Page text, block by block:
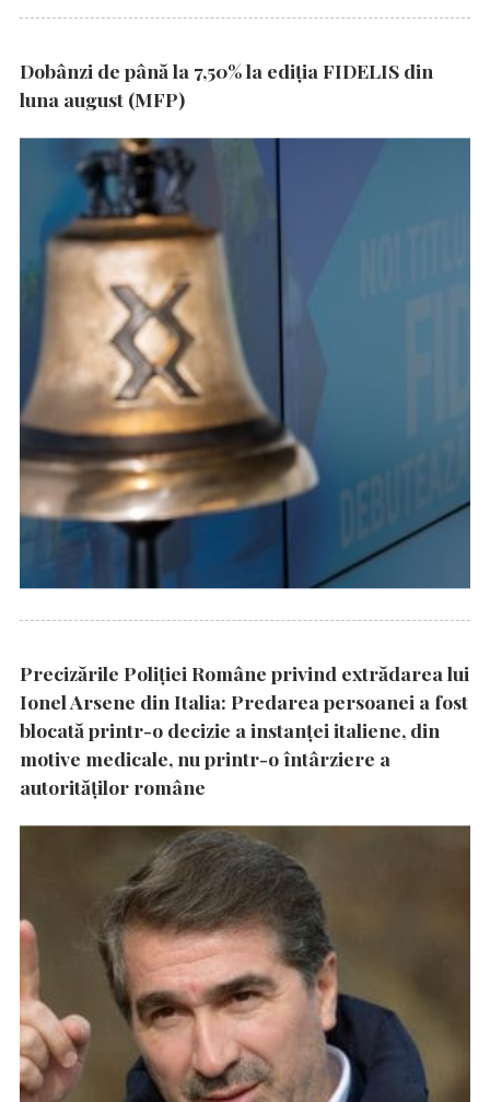
Dobânzi de până la 7,50% la ediția FIDELIS din
luna august (MFP)
Precizările Poliţiei Române privind extrădarea lui
Ionel Arsene din Italia: Predarea persoanei a fost
blocată printr-o decizie a instanţei italiene, din
motive medicale, nu printr-o întârziere a
autorităţilor române